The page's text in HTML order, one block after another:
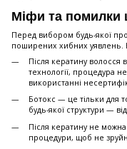
Міфи та помилки
Перед вибором будь-якої
поширених хибних уявлень.
Після кератину волосся
технології, процедура
використанні
Ботокс — це тільки для
будь-якої структури —
Після кератину не
процедури, щоб не